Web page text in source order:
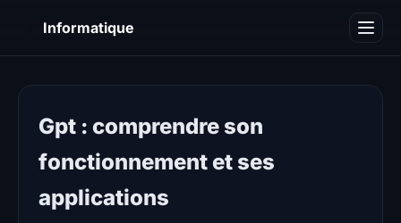
Informatique
Gpt : comprendre son
fonctionnement et ses
applications